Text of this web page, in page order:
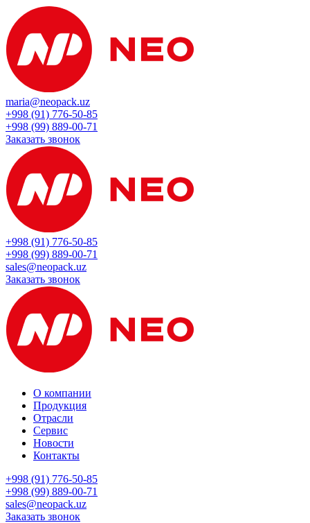
maria@neopack.uz
+998 (91) 776-50-85
+998 (99) 889-00-71
Заказать звонок
+998 (91) 776-50-85
+998 (99) 889-00-71
sales@neopack.uz
Заказать звонок
О компании
Продукция
Отрасли
Сервис
Новости
Контакты
+998 (91) 776-50-85
+998 (99) 889-00-71
sales@neopack.uz
Заказать звонок